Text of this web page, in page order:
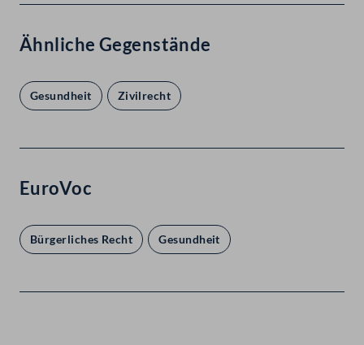
Ähnliche Gegenstände
Gesundheit Zivilrecht
EuroVoc
Bürgerliches Recht Gesundheit